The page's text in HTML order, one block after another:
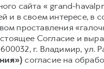
сайта « grand-
и в своем интересе, в
проставления
Согласие и
г. Владимир, ул.
согласие на